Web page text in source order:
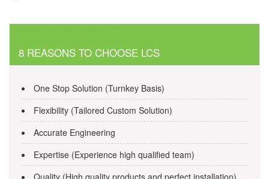
Post
navigation
Pouch Option Comment 2024 Vital Realize Before you sign Up
8 REASONS TO CHOOSE LCS
One Stop Solution (Turnkey Basis)
Flexibility (Tailored Custom Solution)
Accurate Engineering
Expertise (Experience high qualified team)
Quality (High quality products and perfect installation)